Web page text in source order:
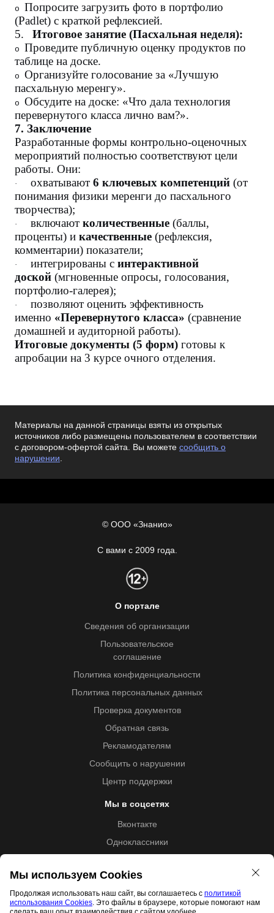
o Попросите загрузить фото в портфолио
(Padlet) с краткой рефлексией.
5.
Итоговое занятие (Пасхальная неделя):
o Проведите публичную оценку продуктов по
таблице на доске.
o Организуйте голосование за «Лучшую
пасхальную меренгу».
o Обсудите на доске: «Что дала технология
перевернутого класса лично вам?».
7. Заключение
Разработанные формы контрольно-оценочных
мероприятий полностью соответствуют цели
работы. Они:
· охватывают 6 ключевых компетенций (от
понимания физики меренги до пасхального
творчества);
· включают количественные (баллы,
проценты) и качественные (рефлексия,
комментарии) показатели;
· интегрированы с интерактивной
доской (мгновенные опросы, голосования,
портфолио-галерея);
·
позволяют оценить эффективность
именно «Перевернутого класса» (сравнение
домашней и аудиторной работы).
Итоговые документы (5 форм) готовы к
апробации на 3 курсе очного отделения.
Материалы на данной страницы взяты из открытых
источников либо размещены пользователем в соответствии
с договором-офертой сайта. Вы можете сообщить о
нарушении.
© ООО «Знанио»
С вами с 2009 года.
О портале
Сведения об организации
Пользовательское
соглашение
Политика конфиденциальности
Политика персональных данных
Проверка документов
Обратная связь
Рекламодателям
Сообщить о нарушении
Центр поддержки
Мы в соцсетях
Вконтакте
Одноклассники
Образовательная лицензия №5257 от 09.09.2020 (Л035-
Мы используем Cookies
Продолжая использовать наш сайт, вы соглашаетесь с политикой
использования Cookies. Это файлы в браузере, которые помогают нам